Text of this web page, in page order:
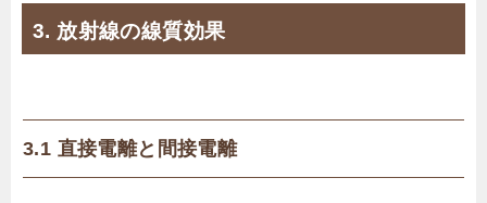
3. 放射線の線質効果
3.1 直接電離と間接電離